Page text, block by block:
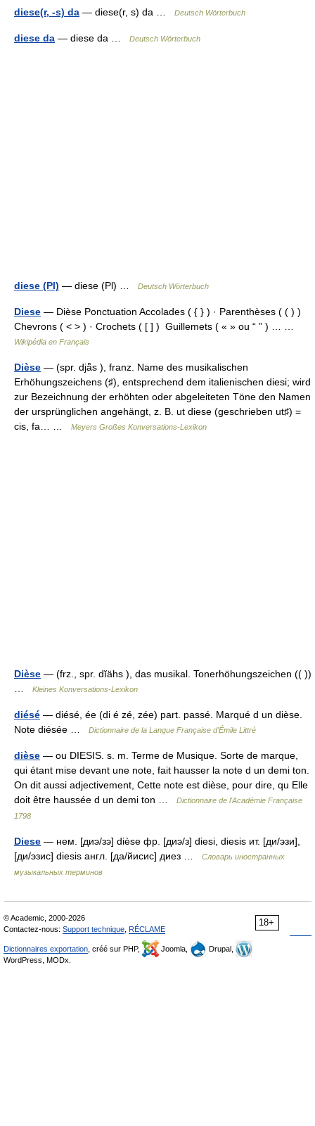
diese(r, -s) da — diese(r, s) da … Deutsch Wörterbuch
diese da — diese da … Deutsch Wörterbuch
diese (Pl) — diese (Pl) … Deutsch Wörterbuch
Diese — Dièse Ponctuation Accolades ( { } ) · Parenthèses ( ( ) )
Chevrons ( < > ) · Crochets ( [ ] ) Guillemets ( « » ou “ ” ) … …
Wikipédia en Français
Dièse — (spr. djǟs ), franz. Name des musikalischen
Erhöhungszeichens (♯), entsprechend dem italienischen diesi; wird
zur Bezeichnung der erhöhten oder abgeleiteten Töne den Namen
der ursprünglichen angehängt, z. B. ut diese (geschrieben ut♯) =
cis, fa… …
Meyers Großes Konversations-Lexikon
Dièse — (frz., spr. dĭähs ), das musikal. Tonerhöhungszeichen (( ))
…
Kleines Konversations-Lexikon
diésé — diésé, ée (di é zé, zée) part. passé. Marqué d un dièse.
Note diésée …
Dictionnaire de la Langue Française d'Émile Littré
dièse — ou DIESIS. s. m. Terme de Musique. Sorte de marque,
qui étant mise devant une note, fait hausser la note d un demi ton.
On dit aussi adjectivement, Cette note est dièse, pour dire, qu Elle
doit être haussée d un demi ton …
Dictionnaire de l'Académie Française
1798
Diese — нем. [диэ/зэ] dièse фр. [диэ/з] diesi, diesis ит. [ди/эзи],
[ди/эзис] diesis англ. [да/йисис] диез …
Словарь иностранных
музыкальных терминов
18+
© Academic, 2000-2026
Contactez-nous: Support technique RÉCLAME
Dictionnaires exportation , créé sur PHP, Joomla,
Drupal,
WordPress, MODx.